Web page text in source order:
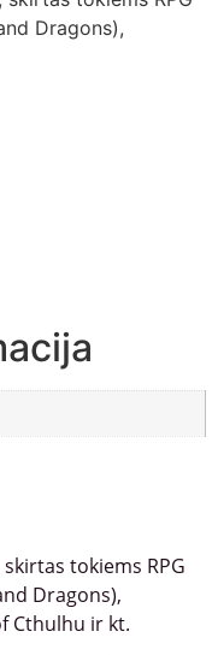
Dragons),
tokiems RPG
Dragons),
Cthulhu ir kt.